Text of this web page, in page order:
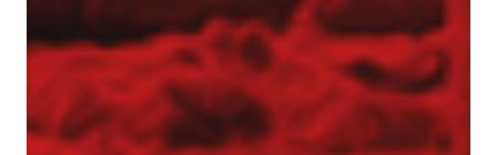
Kolumny DSM
Kolumny jet-grouting
Mikropale
Pale CFA – fundamentowanie bez wibracji